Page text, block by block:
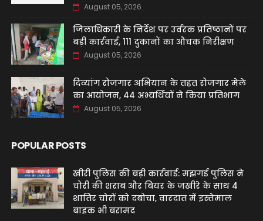
August 05, 2026
जिलाधिकारी के निर्देश पर उर्वरक प्रतिष्ठानों पर
बड़ी कार्रवाई, 111 दुकानों का औचक निरीक्षण
August 05, 2026
दिव्यांग रोजगार अभियान के तहत रोजगार मेले
का आयोजन, 44 अभ्यर्थियों ने किया प्रतिभाग
August 05, 2026
POPULAR POSTS
खीरी पुलिस की बड़ी कार्रवाई: मझगई पुलिस ने
चोरी की शराब और बियर के जखीरे के साथ 4
शातिर चोरों को दबोचा, वारदात में इस्तेमाल
बाइक भी बरामद